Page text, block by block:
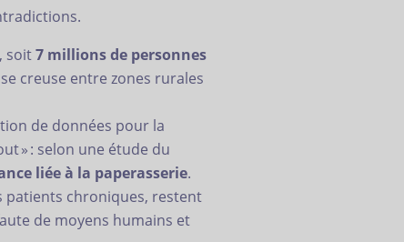
soit7 millions de personnes
creuse entre zones rurales
de données pour la
» : selon une étude du
liée à la paperasserie.
patients chroniques, restent
de moyens humains et